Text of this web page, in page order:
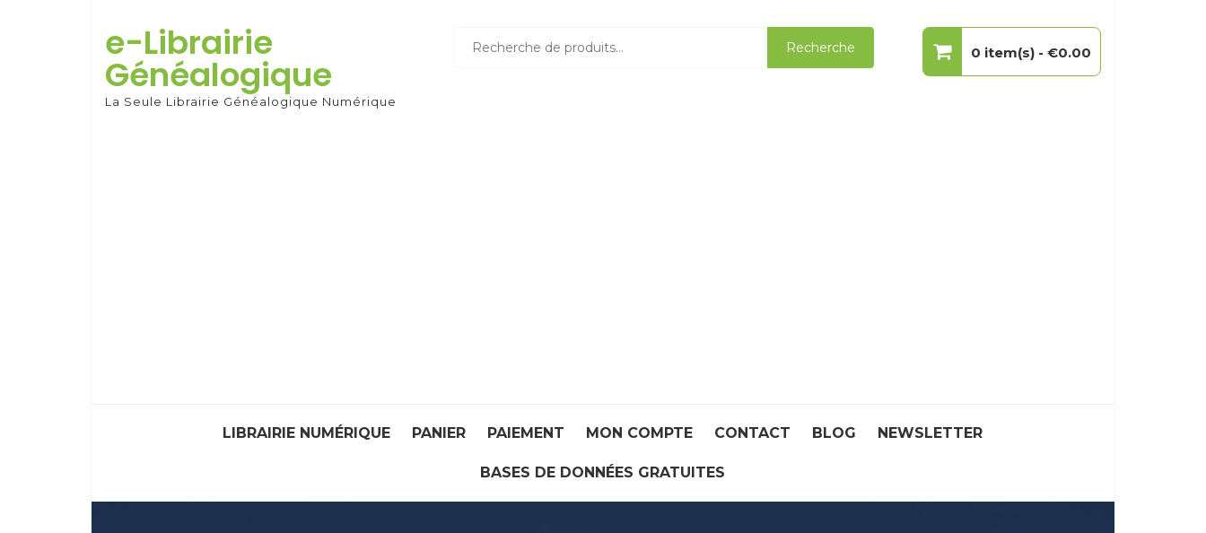
content
e-Librairie
Généalogique
La Seule Librairie Généalogique Numérique
pour :
Recherche 0 item(s) -€0.00
LIBRAIRIE NUMÉRIQUE PANIER PAIEMENT MON COMPTE CONTACT BLOG NEWSLETTER
BASES DE DONNÉES GRATUITES